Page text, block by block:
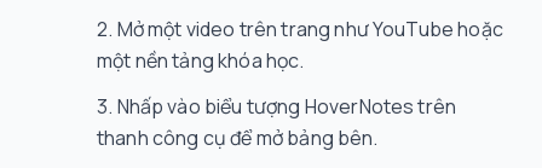
Mở một video trên trang như YouTube hoặc
một nền tảng khóa học.
Nhấp vào biểu tượng HoverNotes trên
thanh công cụ để mở bảng bên.